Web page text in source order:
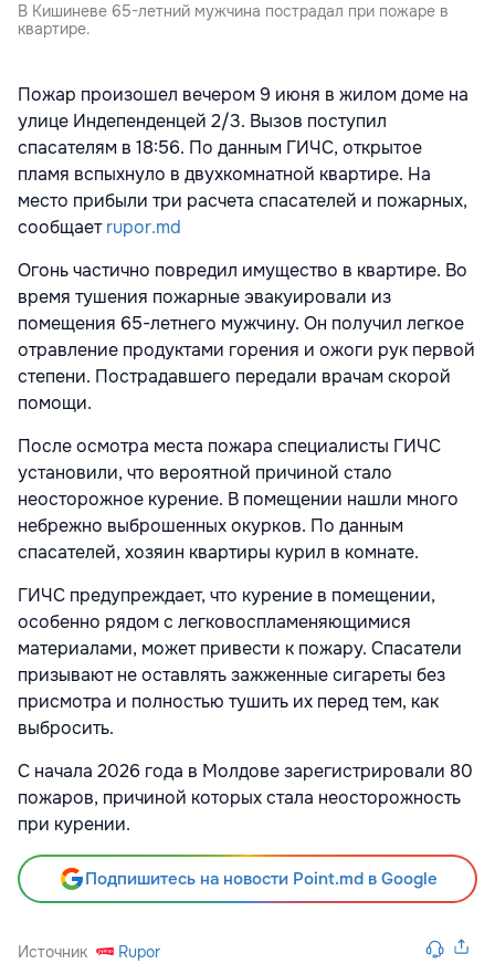
В Кишиневе 65-летний мужчина пострадал при пожаре в
квартире.
Пожар произошел вечером 9 июня в жилом доме на
улице Индепенденцей 2/3. Вызов поступил
спасателям в 18:56. По данным ГИЧС, открытое
пламя вспыхнуло в двухкомнатной квартире. На
место прибыли три расчета спасателей и пожарных,
сообщаетrupor.md
Огонь частично повредил имущество в квартире. Во
время тушения пожарные эвакуировали из
помещения 65-летнего мужчину. Он получил легкое
отравление продуктами горения и ожоги рук первой
степени. Пострадавшего передали врачам скорой
помощи.
После осмотра места пожара специалисты ГИЧС
установили, что вероятной причиной стало
неосторожное курение. В помещении нашли много
небрежно выброшенных окурков. По данным
спасателей, хозяин квартиры курил в комнате.
ГИЧС предупреждает, что курение в помещении,
особенно рядом с легковоспламеняющимися
материалами, может привести к пожару. Спасатели
призывают не оставлять зажженные сигареты без
присмотра и полностью тушить их перед тем, как
выбросить.
С начала 2026 года в Молдове зарегистрировали 80
пожаров, причиной которых стала неосторожность
при курении.
Подпишитесь на новости Point.md в Google
Источник Rupor